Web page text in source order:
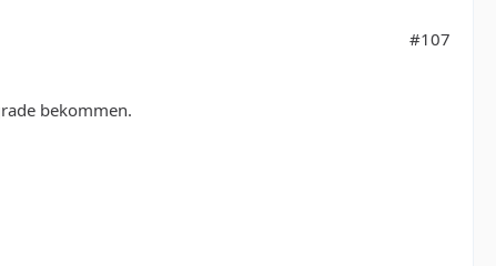
#107
bekommen.